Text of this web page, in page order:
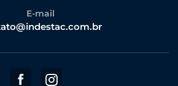
E-mail